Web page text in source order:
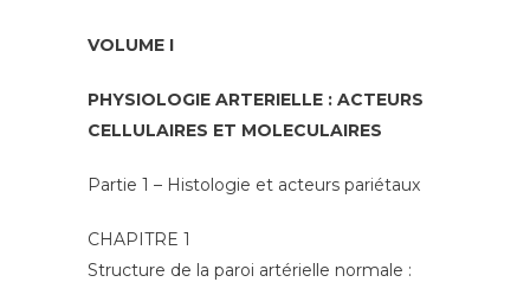
VOLUME I
PHYSIOLOGIE ARTERIELLE : ACTEURS
CELLULAIRES ET MOLECULAIRES
Partie 1 – Histologie et acteurs pariétaux
CHAPITRE 1
Structure de la paroi artérielle normale :